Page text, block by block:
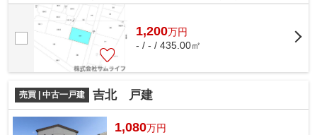
ご検討の方にお勧めの売地となってい...
1,200万円
- / - / 435.00㎡
売買 | 中古一戸建 吉北 戸建
1,080万円